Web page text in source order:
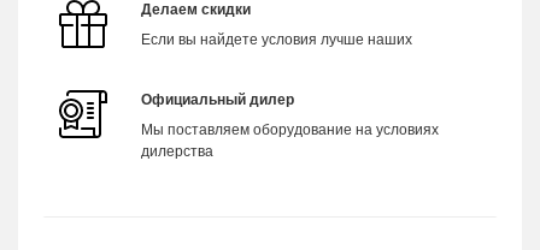
Делаем скидки
Если вы найдете условия лучше наших
Официальный дилер
Мы поставляем оборудование на условиях
дилерства